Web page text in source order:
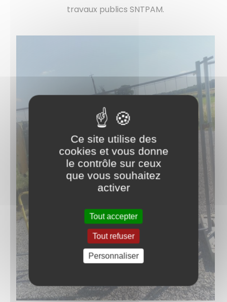
travaux publics SNTPAM.
Ce site utilise des
cookies et vous donne
le contrôle sur ceux
que vous souhaitez
activer
Tout accepter
Tout refuser
Personnaliser